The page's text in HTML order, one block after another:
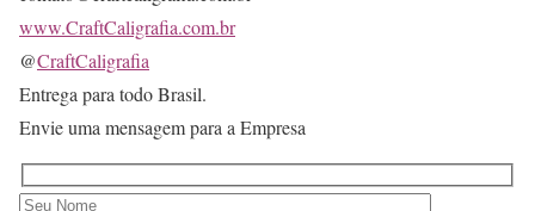
www.CraftCaligrafia.com.br
@CraftCaligrafia
Entrega para todo Brasil.
Envie uma mensagem para a Empresa